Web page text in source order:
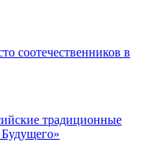
соотечественников в
традиционные